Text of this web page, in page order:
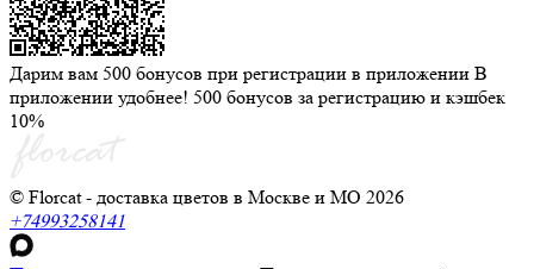
Дарим вам 500 бонусов при регистрации в приложении В
приложении удобнее! 500 бонусов за регистрацию и кэшбек
10%
© Florcat - доставка цветов в Москве и МО 2026
+74993258141